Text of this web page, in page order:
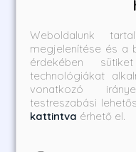
Weboldalunk
megjelenítése és a
érdekében
technológiákat
vonatkozó
testreszabási
kattintva érhető el.